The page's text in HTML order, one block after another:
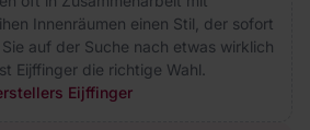
Innenräumen einen Stil, der sofort
auf der Suche nach etwas wirklich
Eijffinger die richtige Wahl.
Eijffinger